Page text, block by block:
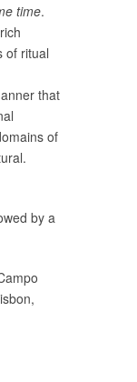
time.
of ritual
that
of
by a